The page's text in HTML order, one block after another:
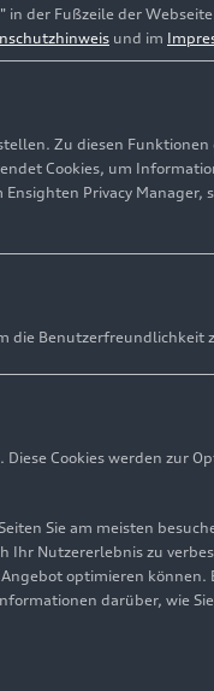
der Fußzeile der
und im
Zu diesen Funktionen
Cookies, um
Privacy Manager,
die Benutzerfreundlichkeit
Cookies werden zur
Sie am meisten
Ihr Nutzererlebnis zu
optimieren können.
darüber, wie